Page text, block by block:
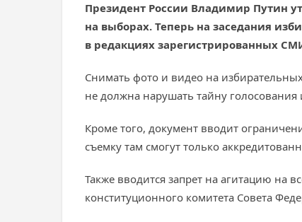
Президент России Владимир Путин
на выборах. Теперь на заседания
в редакциях зарегистрированных
Снимать фото и видео на избирательных
не должна нарушать тайну
Кроме того, документ вводит
съемку там смогут только
Также вводится запрет на агитацию на
конституционного комитета Совета